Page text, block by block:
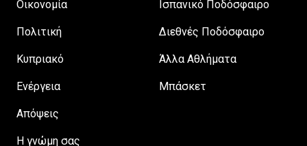
Οικονομία
Πολιτική
Κυπριακό
Ενέργεια
Απόψεις
H γνώμη σας
Ισπανικό Ποδόσφαιρο
Διεθνές Ποδόσφαιρο
Άλλα Αθλήματα
Μπάσκετ